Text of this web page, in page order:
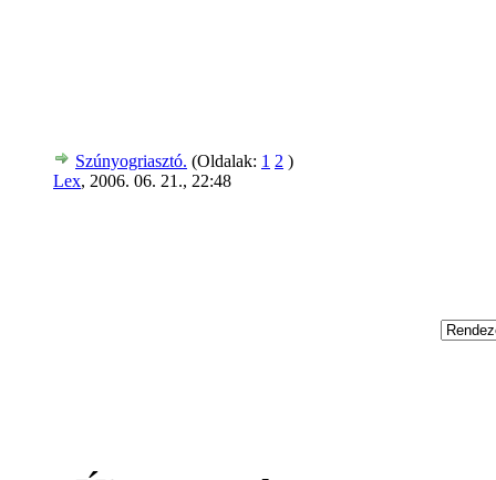
Szúnyogriasztó. (Oldalak: 1 2 )
Lex, 2006. 06. 21., 22:48